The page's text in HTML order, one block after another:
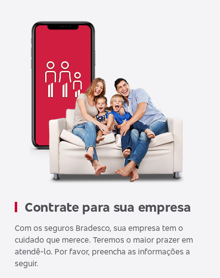
Contrate para sua empresa
Com os seguros Bradesco, sua empresa tem o
cuidado que merece. Teremos o maior prazer em
atendê-lo. Por favor, preencha as informações a
seguir.